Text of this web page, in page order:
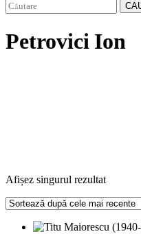
Petrovici Ion
Afișez singurul rezultat